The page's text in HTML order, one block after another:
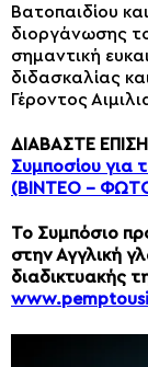
Βατοπαιδίου
διοργάνωσης
σημαντική
διδασκαλίας
Γέροντος
ΔΙΑΒΑΣΤΕ
Συμποσίου για
(ΒΙΝΤΕΟ –
Το Συμπόσιο
στην Αγγλική
διαδικτυακής